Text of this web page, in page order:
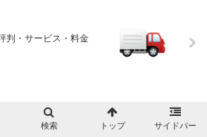
判・サービス・料金
日新の評判・サービス・料金相場
検索 トップ サイドバー